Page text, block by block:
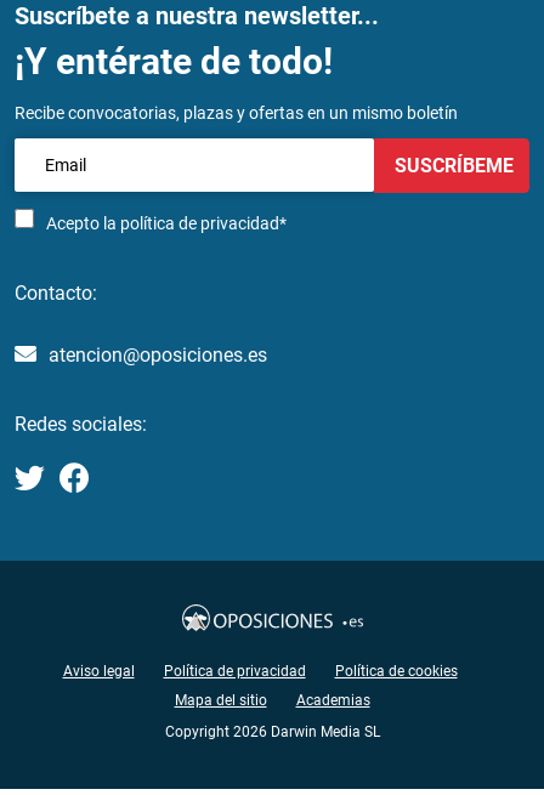
Suscríbete a nuestra newsletter...
¡Y entérate de todo!
Recibe convocatorias, plazas y ofertas en un mismo boletín
Acepto la política de privacidad*
SUSCRÍBEME
Contacto:
atencion@oposiciones.es
Redes sociales:
Aviso legal Política de privacidad
Política de cookies
Mapa del sitio
Academias
Copyright 2026 Darwin Media SL